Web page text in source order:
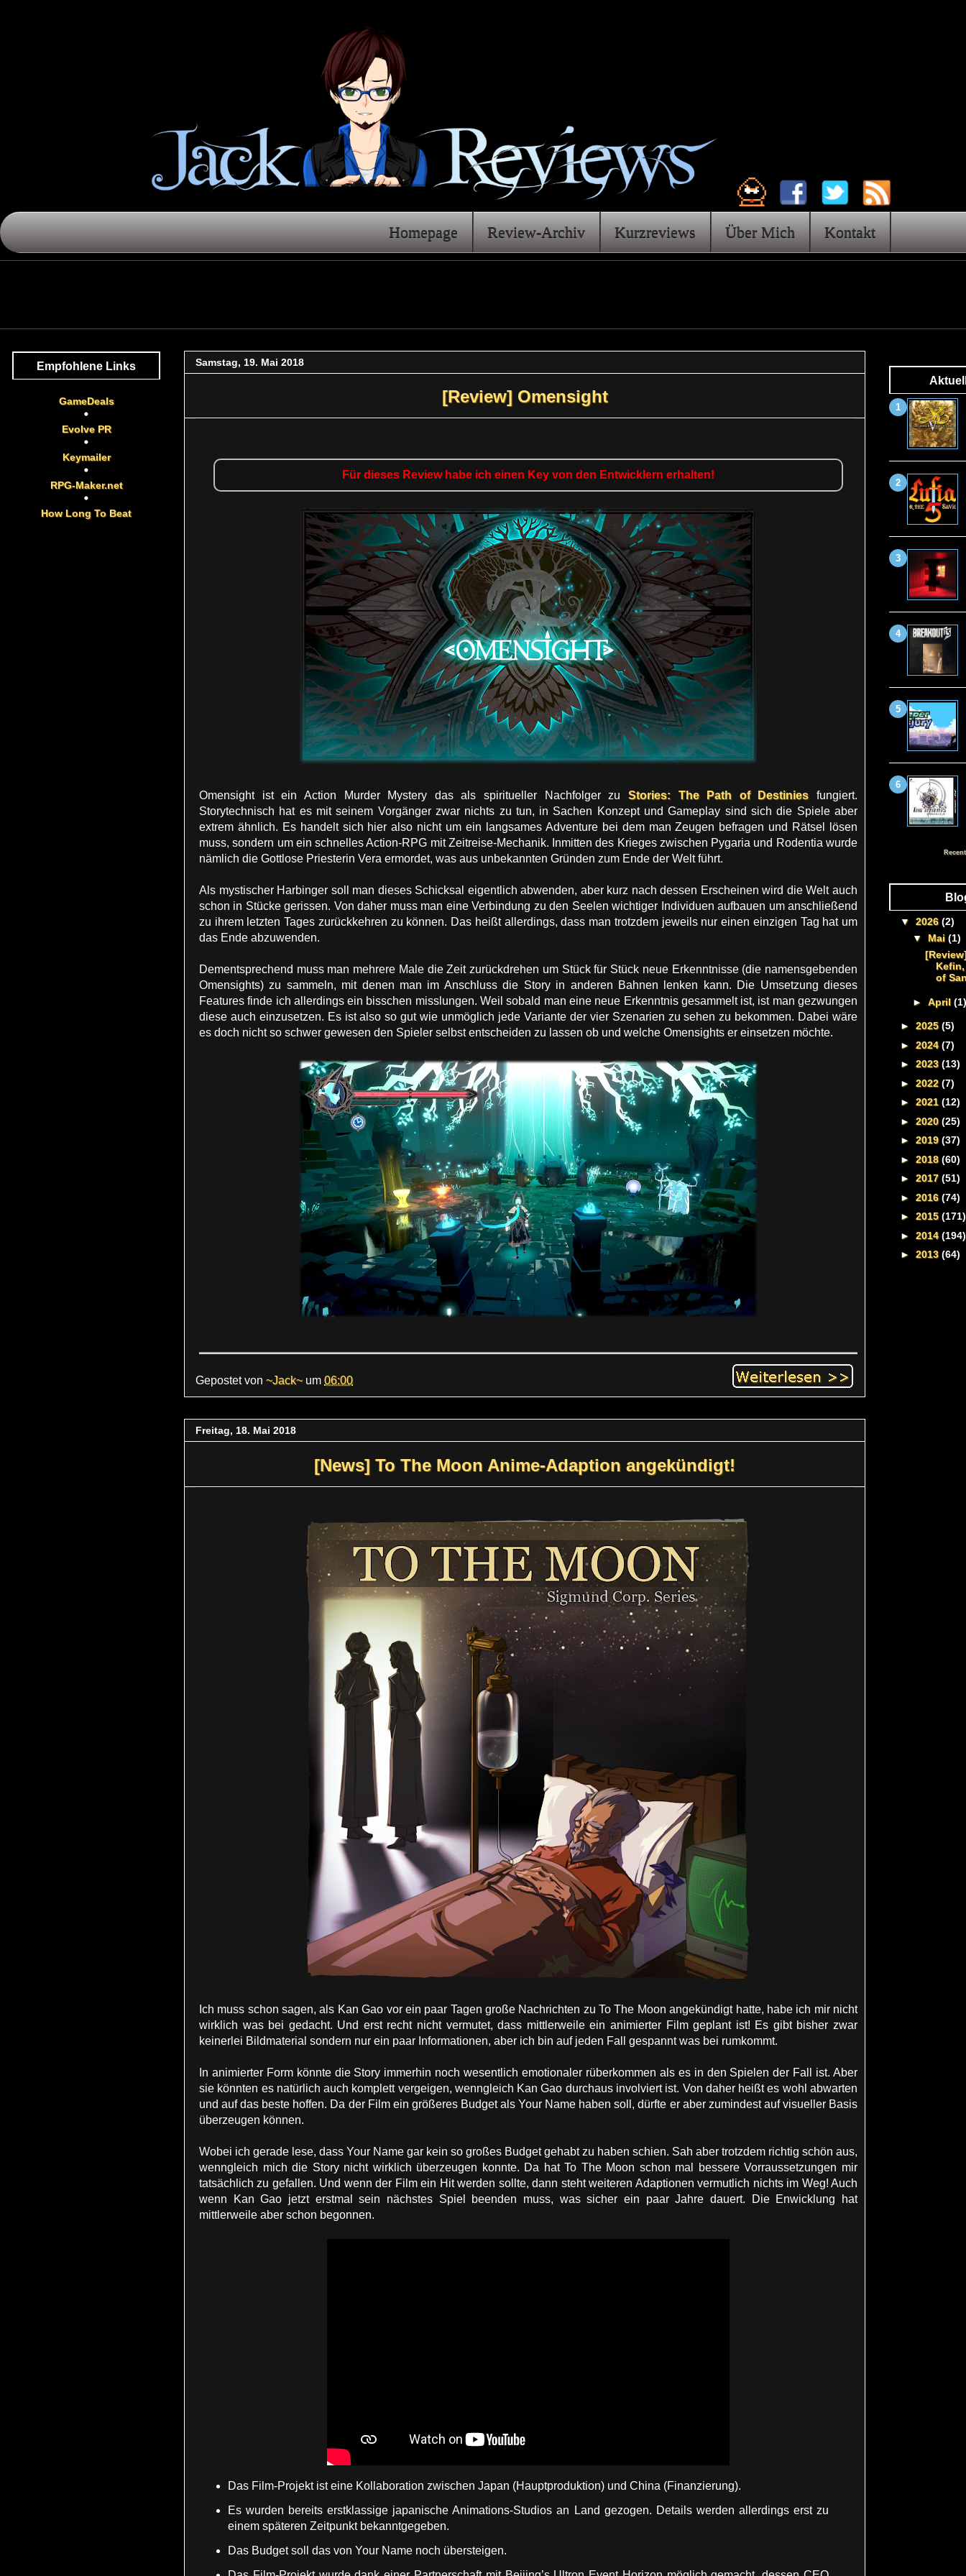
Homepage Review-Archiv Kurzreviews Über Mich Kontakt
Samstag, 19. Mai 2018
[Review] Omensight
Für dieses Review habe ich einen Key von den Entwicklern erhalten!
Omensight ist ein Action Murder Mystery das als spiritueller Nachfolger zu Stories: The Path of Destiniesfungiert.
Storytechnisch hat es mit seinem Vorgänger zwar nichts zu tun, in Sachen Konzept und Gameplay sind sich die Spiele aber
extrem ähnlich. Es handelt sich hier also nicht um ein langsames Adventure bei dem man Zeugen befragen und Rätsel lösen
muss, sondern um ein schnelles Action-RPG mit Zeitreise-Mechanik. Inmitten des Krieges zwischen Pygaria und Rodentia wurde
nämlich die Gottlose Priesterin Vera ermordet, was aus unbekannten Gründen zum Ende der Welt führt.
Als mystischer Harbinger soll man dieses Schicksal eigentlich abwenden, aber kurz nach dessen Erscheinen wird die Welt auch
schon in Stücke gerissen. Von daher muss man eine Verbindung zu den Seelen wichtiger Individuen aufbauen um anschließend
zu ihrem letzten Tages zurückkehren zu können. Das heißt allerdings, dass man trotzdem jeweils nur einen einzigen Tag hat um
das Ende abzuwenden.
Dementsprechend muss man mehrere Male die Zeit zurückdrehen um Stück für Stück neue Erkenntnisse (die namensgebenden
Omensights) zu sammeln, mit denen man im Anschluss die Story in anderen Bahnen lenken kann. Die Umsetzung dieses
Features finde ich allerdings ein bisschen misslungen. Weil sobald man eine neue Erkenntnis gesammelt ist, ist man gezwungen
diese auch einzusetzen. Es ist also so gut wie unmöglich jede Variante der vier Szenarien zu sehen zu bekommen. Dabei wäre
es doch nicht so schwer gewesen den Spieler selbst entscheiden zu lassen ob und welche Omensights er einsetzen möchte.
Gepostet von ~Jack~ um 06:00
Freitag, 18. Mai 2018
[News] To The Moon Anime-Adaption angekündigt!
Ich muss schon sagen, als Kan Gao vor ein paar Tagen große Nachrichten zu To The Moon angekündigt hatte, habe ich mir nicht
wirklich was bei gedacht. Und erst recht nicht vermutet, dass mittlerweile ein animierter Film geplant ist! Es gibt bisher zwar
keinerlei Bildmaterial sondern nur ein paar Informationen, aber ich bin auf jeden Fall gespannt was bei rumkommt.
In animierter Form könnte die Story immerhin noch wesentlich emotionaler rüberkommen als es in den Spielen der Fall ist. Aber
sie könnten es natürlich auch komplett vergeigen, wenngleich Kan Gao durchaus involviert ist. Von daher heißt es wohl abwarten
und auf das beste hoffen. Da der Film ein größeres Budget als Your Name haben soll, dürfte er aber zumindest auf visueller Basis
überzeugen können.
Wobei ich gerade lese, dass Your Name gar kein so großes Budget gehabt zu haben schien. Sah aber trotzdem richtig schön aus,
wenngleich mich die Story nicht wirklich überzeugen konnte. Da hat To The Moon schon mal bessere Vorraussetzungen mir
tatsächlich zu gefallen. Und wenn der Film ein Hit werden sollte, dann steht weiteren Adaptionen vermutlich nichts im Weg! Auch
wenn Kan Gao jetzt erstmal sein nächstes Spiel beenden muss, was sicher ein paar Jahre dauert. Die Enwicklung hat
mittlerweile aber schon begonnen.
Das Film-Projekt ist eine Kollaboration zwischen Japan (Hauptproduktion) und China (Finanzierung).
Es wurden bereits erstklassige japanische Animations-Studios an Land gezogen. Details werden allerdings erst zu
einem späteren Zeitpunkt bekanntgegeben.
Das Budget soll das von Your Name noch übersteigen.
Empfohlene Links
GameDeals
Evolve PR
Keymailer
RPG-Maker.net
How Long To Beat
▼ 2026(2)
▼ Mai (1)
of
► April (1)
► 2025(5)
► 2024(7)
► 2023(13)
► 2022 (7)
► 2021 (12)
► 2020(25)
► 2019(37)
► 2018(60)
► 2017(51)
► 2016(74)
► 2015(171)
► 2014(194)
► 2013(64)